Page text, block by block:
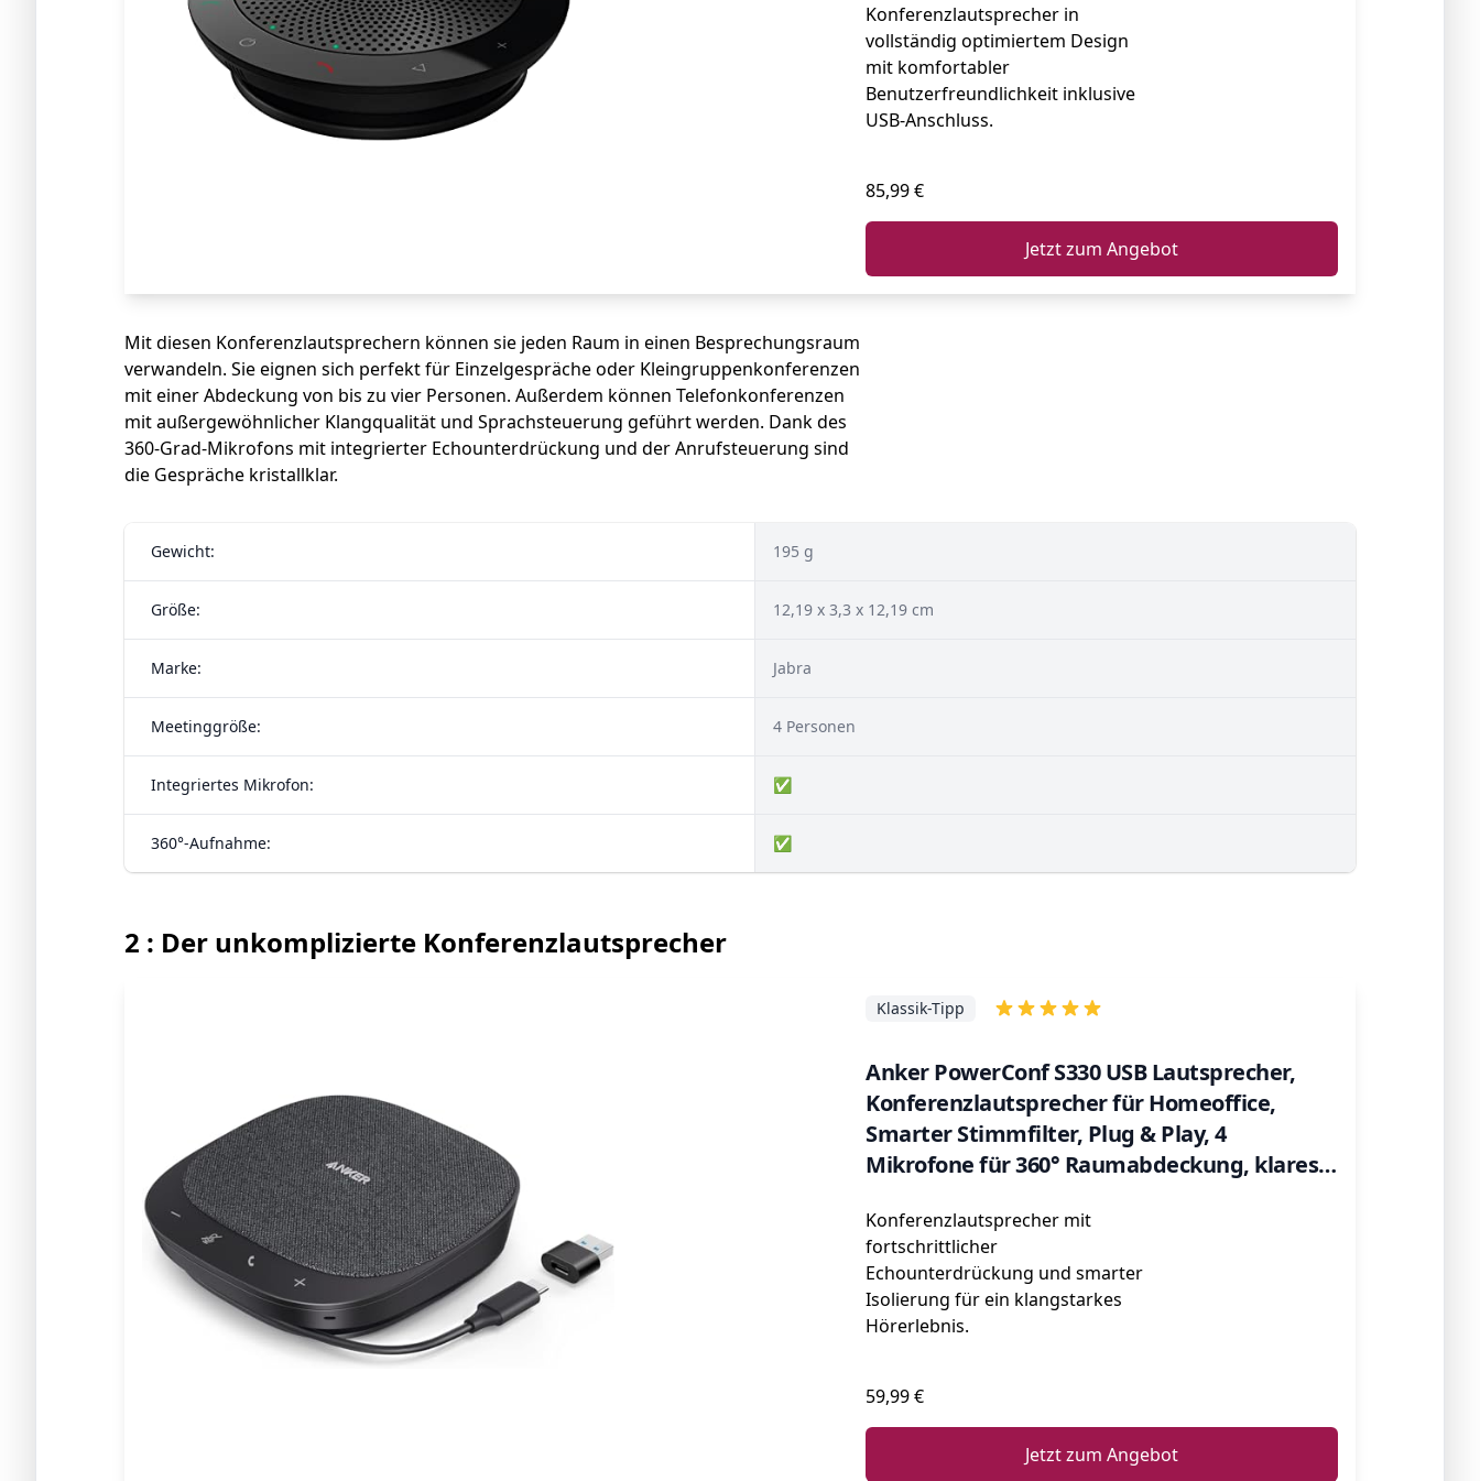
Konferenzlautsprecher in
vollständig optimiertem Design
mit komfortabler
Benutzerfreundlichkeit inklusive
USB-Anschluss.
85,99 €
Jetzt zum Angebot
Mit diesen Konferenzlautsprechern können sie jeden Raum in einen Besprechungsraum
verwandeln. Sie eignen sich perfekt für Einzelgespräche oder Kleingruppenkonferenzen
mit einer Abdeckung von bis zu vier Personen. Außerdem können Telefonkonferenzen
mit außergewöhnlicher Klangqualität und Sprachsteuerung geführt werden. Dank des
360-Grad-Mikrofons mit integrierter Echounterdrückung und der Anrufsteuerung sind
die Gespräche kristallklar.
Gewicht: 195 g
Größe: 12,19 x 3,3 x 12,19 cm
Marke: Jabra
Meetinggröße: 4 Personen
Integriertes Mikrofon: ✅
360°-Aufnahme: ✅
2 : Der unkomplizierte Konferenzlautsprecher
Anker PowerConf S330 USB Lautsprecher,
Konferenzlautsprecher für Homeoffice,
Smarter Stimmfilter, Plug & Play, 4
Mikrofone für 360° Raumabdeckung, klares
Klassik-Tipp
Konferenzlautsprecher mit
fortschrittlicher
Echounterdrückung und smarter
Isolierung für ein klangstarkes
Hörerlebnis.
59,99 €
Jetzt zum Angebot